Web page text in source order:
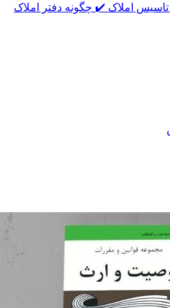
املاک ✔️ چگونه دفتر املاک